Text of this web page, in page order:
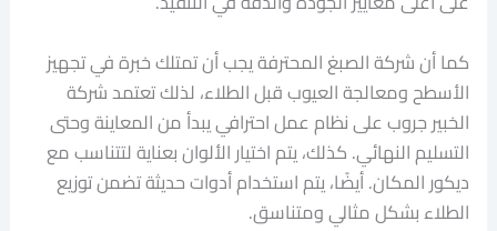
كما أن شركة الصبغ المحترفة يجب أن تمتلك خبرة في تجهيز
الأسطح ومعالجة العيوب قبل الطلاء، لذلك تعتمد شركة
الخبير جروب على نظام عمل احترافي يبدأ من المعاينة وحتى
التسليم النهائي. كذلك، يتم اختيار الألوان بعناية لتتناسب مع
ديكور المكان. أيضًا، يتم استخدام أدوات حديثة تضمن توزيع
الطلاء بشكل مثالي ومتناسق.